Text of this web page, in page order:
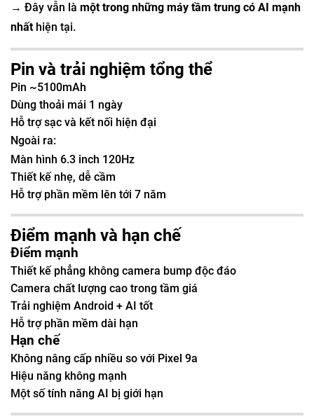
→ Đây vẫn là một trong những máy tầm trung có AI mạnh
nhấthiện tại.
Pin và trải nghiệm tổng thể
Pin ~5100mAh
Dùng thoải mái 1 ngày
Hỗ trợ sạc và kết nối hiện đại
Ngoài ra:
Màn hình 6.3 inch 120Hz
Thiết kế nhẹ, dễ cầm
Hỗ trợ phần mềm lên tới 7 năm
Điểm mạnh và hạn chế
Điểm mạnh
Thiết kế phẳng không camera bump độc đáo
Camera chất lượng cao trong tầm giá
Trải nghiệm Android + AI tốt
Hỗ trợ phần mềm dài hạn
Hạn chế
Không nâng cấp nhiều so với Pixel 9a
Hiệu năng không mạnh
Một số tính năng AI bị giới hạn